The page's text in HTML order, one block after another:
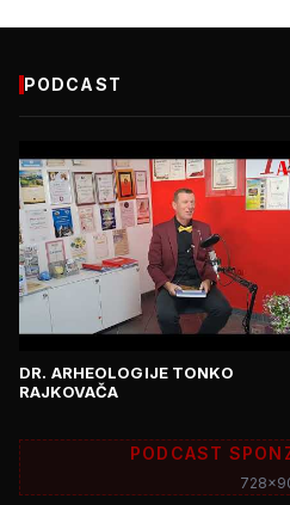
PODCAST
DR. ARHEOLOGIJE TONKO
RAJKOVAČA
PODCAST